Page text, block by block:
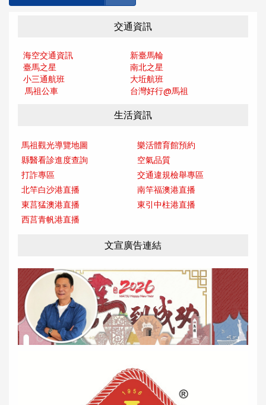
交通資訊
海空交通資訊
新臺馬輪
臺馬之星
南北之星
小三通航班
大坵航班
馬祖公車
台灣好行@馬祖
生活資訊
馬祖觀光導覽地圖
樂活體育館預約
縣醫看診進度查詢
空氣品質
打詐專區
交通違規檢舉專區
北竿白沙港直播
南竿福澳港直播
東莒猛澳港直播
東引中柱港直播
西莒青帆港直播
文宣廣告連結